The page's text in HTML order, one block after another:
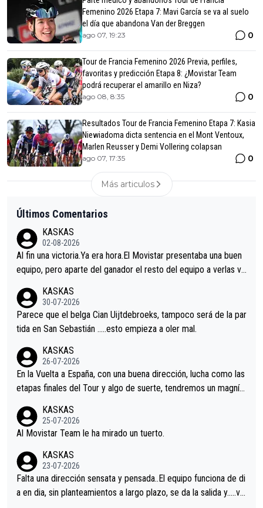
Femenino 2026 Etapa 7: Mavi García se va al suelo
el día que abandona Van der Breggen
ago 07, 19:23 0
Tour de Francia Femenino 2026 Previa, perfiles,
favoritas y predicción Etapa 8: ¿Movistar Team
podrá recuperar el amarillo en Niza?
ago 08, 8:35 0
Resultados Tour de Francia Femenino Etapa 7: Kasia
Niewiadoma dicta sentencia en el Mont Ventoux,
Marlen Reusser y Demi Vollering colapsan
ago 07, 17:35 0
Más articulos
Últimos Comentarios
KASKAS
02-08-2026
Al fin una victoria.Ya era hora.El Movistar presentaba una buen
equipo, pero aparte del ganador el resto del equipo a verlas ve
s.La única buena noticia es la mejoría de Enric Más en San Seb
astian.Si en la Vuelta a Burgos sigue la mejoría, podríamos ten
er alguna sorpresa en la Vuelta.Ojalá.
KASKAS
30-07-2026
Parece que el belga Cian Uijtdebroeks, tampoco será de la par
tida en San Sebastián …..esto empieza a oler mal.
KASKAS
26-07-2026
En la Vuelta a España, con una buena dirección, lucha como las
etapas finales del Tour y algo de suerte, tendremos un magnífi
KASKAS
25-07-2026
Al Movistar Team le ha mirado un tuerto.
KASKAS
23-07-2026
Falta una dirección sensata y pensada..El equipo funciona de di
a en dia, sin planteamientos a largo plazo, se da la salida y…..ve